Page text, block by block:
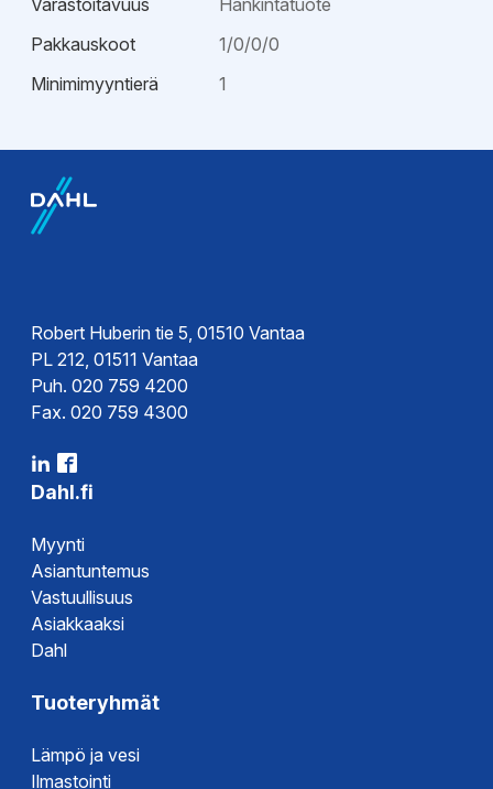
Varastoitavuus
Hankintatuote
Pakkauskoot
1/0/0/0
Minimimyyntierä
1
EPD-
ympäristöseloste
Robert Huberin tie 5, 01510 Vantaa
PL 212, 01511 Vantaa
Puh. 020 759 4200
Fax. 020 759 4300
Dahl.fi
Myynti
Asiantuntemus
Vastuullisuus
Asiakkaaksi
Dahl
Tuoteryhmät
Lämpö ja vesi
Ilmastointi